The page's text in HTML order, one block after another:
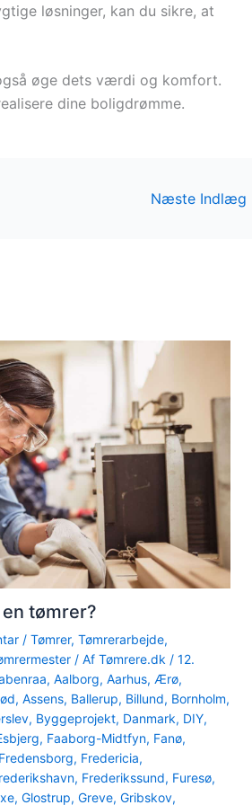
løsninger, kan du sikre, at
øge dets værdi og komfort.
dine boligdrømme.
Næste Indlæg
tømrer?
/ Tømrer, Tømrerarbejde,
/ Af Tømrere.dk / 12.
, Aalborg, Aarhus, Ærø,
, Assens, Ballerup, Billund, Bornholm,
, Byggeprojekt, Danmark, DIY,
, Faaborg-Midtfyn, Fanø,
Fredensborg, Fredericia,
, Frederikssund, Furesø,
, Glostrup, Greve, Gribskov,